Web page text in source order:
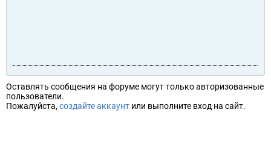
Оставлять сообщения на форуме могут только авторизованные
пользователи.
Пожалуйста, создайте аккаунт или выполните вход на сайт.